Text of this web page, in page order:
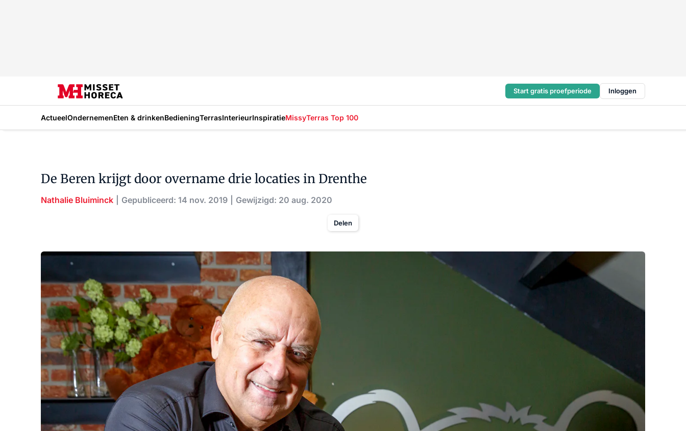
Start gratis proefperiode Inloggen
ActueelOndernemenEten & drinkenBedieningTerrasInterieurInspiratieMissyTerras Top 100
De Beren krijgt door overname drie locaties in Drenthe
Nathalie Bluiminck Gepubliceerd: 14 nov. 2019 Gewijzigd: 20 aug. 2020
Delen